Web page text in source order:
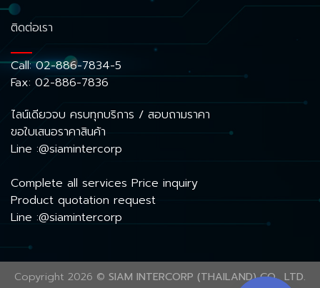
ติดต่อเรา
Call:02-886-7834-5
Fax: 02-886-7836
ไลน์เดียวจบ ครบทุกบริการ / สอบถามราคา
ขอใบเสนอราคาสินค้า
Line :@siamintercorp
Complete all services Price inquiry
Product quotation request
Line :@siamintercorp
Copyright 2026 © SIAM INTERCORP (THAILAND) CO., LTD.